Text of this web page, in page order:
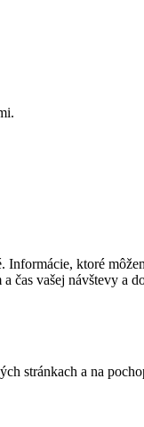
ktoré
čas vašej návštevy a
stránkach a na